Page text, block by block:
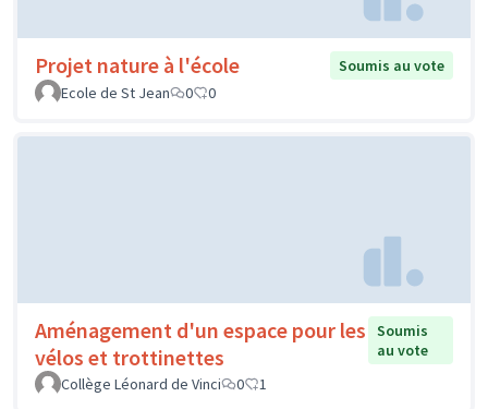
Projet nature à l'école
Soumis au vote
Ecole de St Jean
0 0
Aménagement d'un espace pour les
vélos et trottinettes
Soumis
au vote
Collège Léonard de Vinci
0 1